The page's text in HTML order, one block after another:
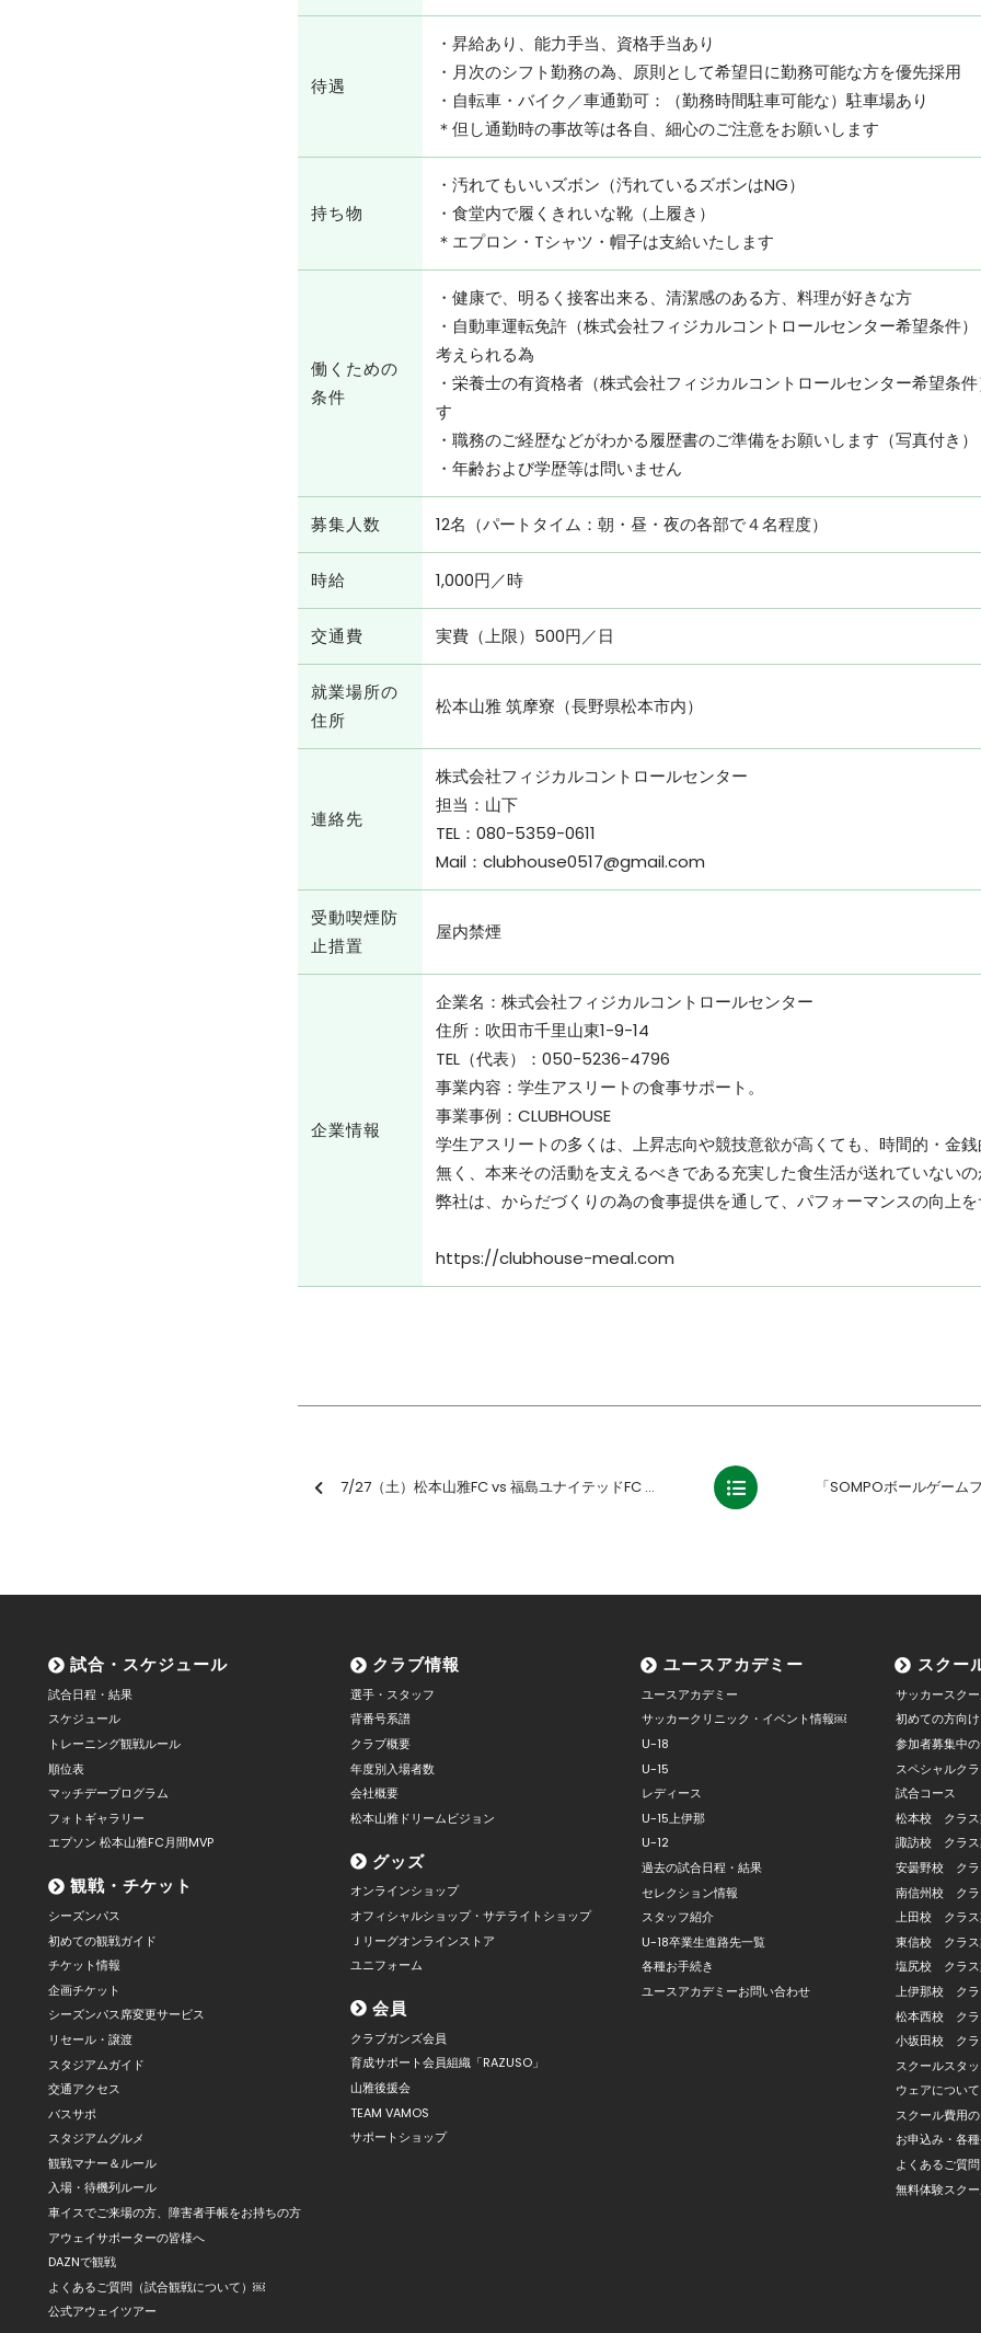
待遇
・昇給あり、能⼒⼿当、資格⼿当あり
・⽉次のシフト勤務の為、原則として希望⽇に勤務可能な方を優先採用
・⾃転⾞・バイク／⾞通勤可：（勤務時間駐⾞可能な）駐⾞場あり
＊但し通勤時の事故等は各⾃、細⼼のご注意をお願いします
持ち物
・汚れてもいいズボン（汚れているズボンはNG）
・⾷堂内で履くきれいな靴（上履き）
＊エプロン・Tシャツ・帽⼦は⽀給いたします
働くための
条件
・健康で、明るく接客出来る、清潔感のある⽅、料理が好きな⽅
・⾃動⾞運転免許（株式会社フィジカルコントロールセンター希望条件
考えられる為
・栄養⼠の有資格者（株式会社フィジカルコントロールセンター希望条
す
・職務のご経歴などがわかる履歴書のご準備をお願いします（写真付き）
・年齢および学歴等は問いません
募集⼈数 12名（パートタイム：朝・昼・夜の各部で４名程度）
時給 1,000円／時
交通費 実費（上限）500円／⽇
就業場所の
住所
松本⼭雅 筑摩寮（⻑野県松本市内）
連絡先
株式会社フィジカルコントロールセンター
担当：⼭下
TEL：080-5359-0611
Mail：clubhouse0517@gmail.com
受動喫煙防
⽌措置
屋内禁煙
企業情報
企業名：株式会社フィジカルコントロールセンター
住所：吹⽥市千⾥⼭東1-9-14
TEL（代表）：050-5236-4796
事業内容：学⽣アスリートの⾷事サポート。
事業事例：CLUBHOUSE
学⽣アスリートの多くは、上昇志向や競技意欲が⾼くても、時間的・⾦
無く、本来その活動を⽀えるべきである充実した⾷⽣活が送れていないの
弊社は、からだづくりの為の⾷事提供を通して、パフォーマンスの向上を
https://clubhouse-meal.com
7/27（土）松本山雅FC vs 福島ユナイテッドFC ホームゲーム情報
試合・スケジュール
試合日程・結果
スケジュール
トレーニング観戦ルール
順位表
マッチデープログラム
フォトギャラリー
エプソン 松本山雅FC月間MVP
観戦・チケット
シーズンパス
初めての観戦ガイド
チケット情報
企画チケット
シーズンパス席変更サービス
リセール・譲渡
スタジアムガイド
交通アクセス
バスサポ
スタジアムグルメ
観戦マナー＆ルール
入場・待機列ルール
車イスでご来場の方、障害者手帳をお持ちの方
アウェイサポーターの皆様へ
DAZNで観戦
よくあるご質問（試合観戦について）￼
公式アウェイツアー
クラブ情報
選手・スタッフ
背番号系譜
クラブ概要
年度別入場者数
会社概要
松本山雅ドリームビジョン
グッズ
オンラインショップ
オフィシャルショップ・サテライトショップ
Ｊリーグオンラインストア
ユニフォーム
会員
クラブガンズ会員
育成サポート会員組織「RAZUSO」
山雅後援会
TEAM VAMOS
サポートショップ
ユースアカデミー
ユースアカデミー
サッカークリニック・イベント情報￼
U-18
U-15
レディース
U-15上伊那
U-12
過去の試合日程・結果
セレクション情報
スタッフ紹介
U-18卒業生進路先一覧
各種お手続き
ユースアカデミーお問い合わせ
スクー
サッカースク
初めての方向
参加者募集中
スペシャルク
試合コース
松本校 クラス
諏訪校 クラス
安曇野校 クラ
南信州校 クラ
上田校 クラス
東信校 クラス
塩尻校 クラス
上伊那校 クラ
松本西校 クラ
小坂田校 クラ
スクールスタ
ウェアについて
スクール費用
お申込み・各
よくあるご質問
無料体験スク